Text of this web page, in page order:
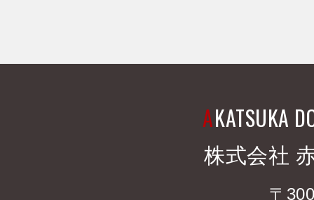
AKATSUKA
株式会社
〒